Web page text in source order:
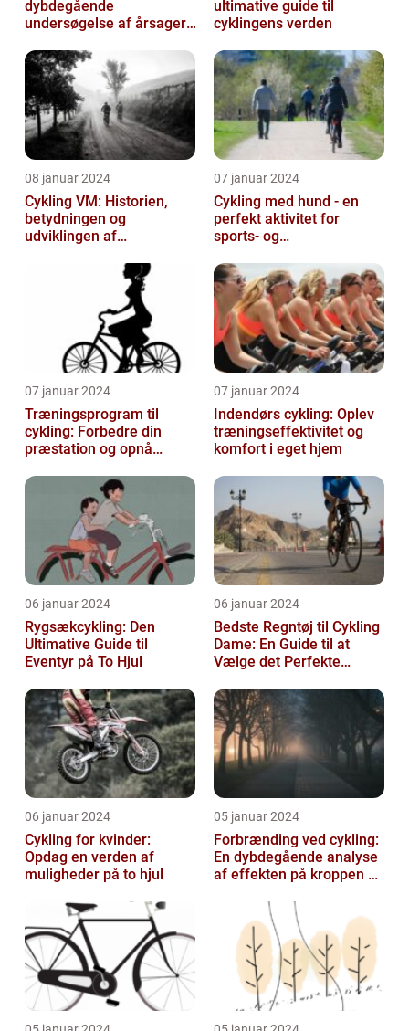
dybdegående
undersøgelse af årsager,
behandling
ultimative guide til
cyklingens verden
08 januar 2024
Cykling VM: Historien,
betydningen og
udviklingen af
07 januar 2024
Cykling med hund - en
perfekt aktivitet for
sports- og
07 januar 2024
Træningsprogram til
cykling: Forbedre din
præstation og opnå
07 januar 2024
Indendørs cykling: Oplev
træningseffektivitet og
komfort i eget hjem
06 januar 2024
Rygsækcykling: Den
Ultimative Guide til
Eventyr på To Hjul
06 januar 2024
Bedste Regntøj til Cykling
Dame: En Guide til at
Vælge det Perfekte
unde...
06 januar 2024
Cykling for kvinder:
Opdag en verden af
muligheder på to hjul
05 januar 2024
Forbrænding ved cykling:
En dybdegående analyse
af effekten på kroppen og